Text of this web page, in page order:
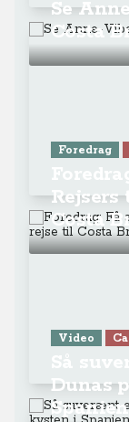
Se
Costa
Foredrag
Costa
Video
Dunas
Spanien